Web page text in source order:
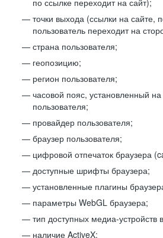
по ссылке переходит на сайт);
точки выхода (ссылки на сайте,
пользователь переходит на
страна пользователя;
геопозицию;
регион пользователя;
часовой пояс, установленный на
пользователя;
провайдер пользователя;
браузер пользователя;
цифровой отпечаток браузера
доступные шрифты браузера;
установленные плагины
параметры WebGL браузера;
тип доступных медиа-устройств
наличие ActiveX;